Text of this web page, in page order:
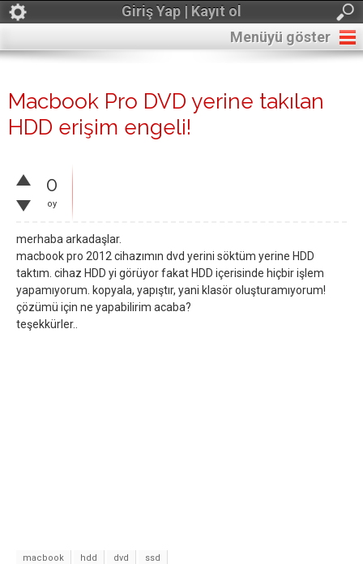
Giriş Yap | Kayıt ol
Menüyü göster
Macbook Pro DVD yerine takılan
HDD erişim engeli!
0
oy
merhaba arkadaşlar.
macbook pro 2012 cihazımın dvd yerini söktüm yerine HDD
taktım. cihaz HDD yi görüyor fakat HDD içerisinde hiçbir işlem
yapamıyorum. kopyala, yapıştır, yani klasör oluşturamıyorum!
çözümü için ne yapabilirim acaba?
teşekkürler..
macbook hdd dvd ssd